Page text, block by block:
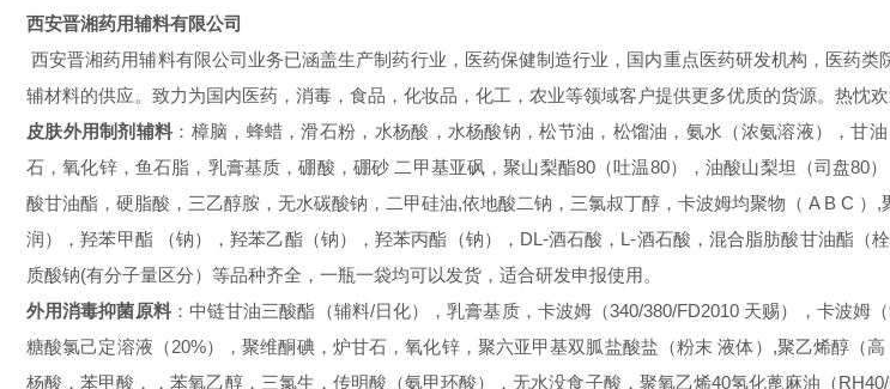
西安晋湘药用辅料有限公司
西安晋湘药用辅料有限公司业务已涵盖生产制药行业，医药保健制造行业，国内重点医药研发机构，医药
辅材料的供应。致力为国内医药，消毒，食品，化妆品，化工，农业等领域客户提供更多优质的货源。热忱
皮肤外用制剂辅料 ：樟脑，蜂蜡，滑石粉，水杨酸，水杨酸钠，松节油，松馏油，氨水（浓氨溶液），
石，氧化锌，鱼石脂，乳膏基质，硼酸，硼砂 二甲基亚砜，聚山梨酯80（吐温80），油酸山梨坦（司盘80
酸甘油酯，硬脂酸，三乙醇胺，无水碳酸钠，二甲硅油,依地酸二钠，三氯叔丁醇，卡波姆均聚物（ A B C
润），羟苯甲酯 （钠），羟苯乙酯（钠），羟苯丙酯（钠），DL-酒石酸，L-酒石酸，混合脂肪酸甘油酯
质酸钠(有分子量区分）等品种齐全，一瓶一袋均可以发货，适合研发申报使用。
外用消毒抑菌原料：中链甘油三酸酯（辅料/日化），乳膏基质，卡波姆（340/380/FD2010 天赐），卡波姆
糖酸氯己定溶液（20%），聚维酮碘，炉甘石，氧化锌，聚六亚甲基双胍盐酸盐（粉末 液体）,聚乙烯醇（
杨酸，苯甲酸，，苯氧乙醇，三氯生，传明酸（氨甲环酸），无水没食子酸，聚氧乙烯40氢化蓖麻油（